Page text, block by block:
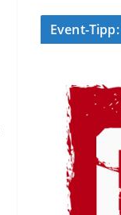
Event-